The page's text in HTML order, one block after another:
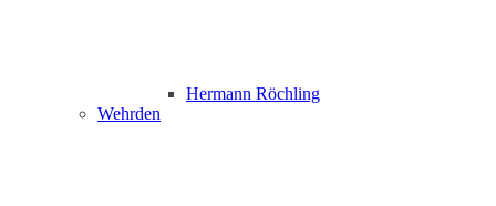
Hermann Röchling
Wehrden